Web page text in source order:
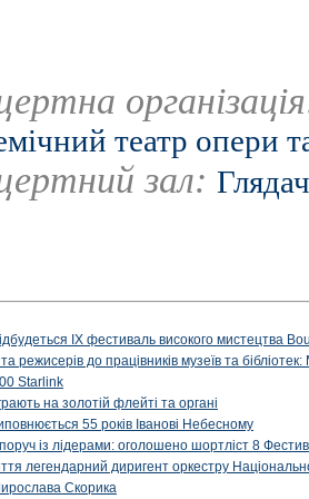
театр опери
зал:
IX фестиваль високого мистецтва
та режисерів до працівників музеїв та
Starlink
на золотій флейті та органі
55 років Іванові Небесному
із лідерами: оголошено шортліст 8
легендарний диригент оркестру
Скорика